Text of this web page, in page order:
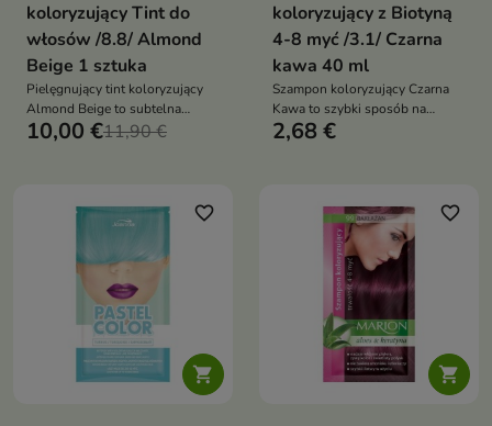
koloryzujący Tint do
włosów /8.8/ Almond
Beige 1 sztuka
Pielęgnujący tint koloryzujący
Almond Beige to subtelna
koloryzacja, która nadaje
10,00 €11,90 €
koloryzujący z Biotyną
4-8 myć /3.1/ Czarna
kawa 40 ml
Szampon koloryzujący Czarna
Kawa to szybki sposób na
pogłębienie i ochłodzenie
2,68 €

favorite_border

favorite_border